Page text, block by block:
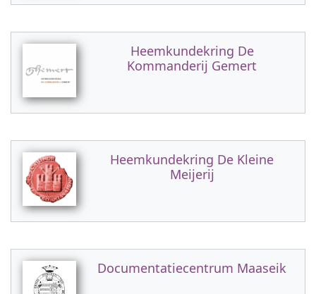
Heemkundekring De
Kommanderij Gemert
Heemkundekring De Kleine
Meijerij
Documentatiecentrum Maaseik